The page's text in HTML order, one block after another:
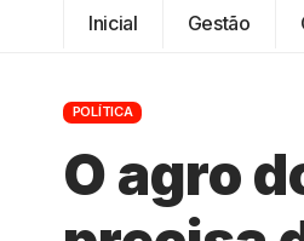
Inicial Gestão
POLÍTICA
O agro